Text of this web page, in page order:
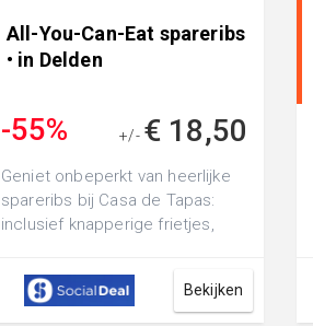
All-You-Can-Eat spareribs
• in Delden
-55% +/- € 18,50
Geniet onbeperkt van heerlijke
spareribs bij Casa de Tapas:
inclusief knapperige frietjes,
Bekijken